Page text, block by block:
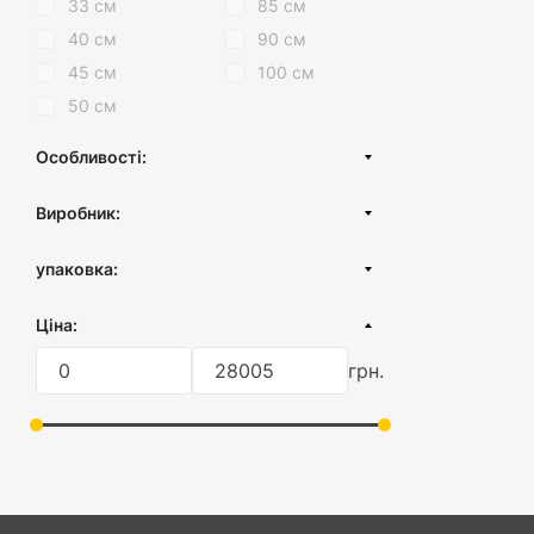
33 см
40 см
45 см
50 см
85 см
90 см
100 см
Особливості:
З металевим корпусом
З поворотним сифоном
Виробник:
упаковка:
Ціна:
грн.